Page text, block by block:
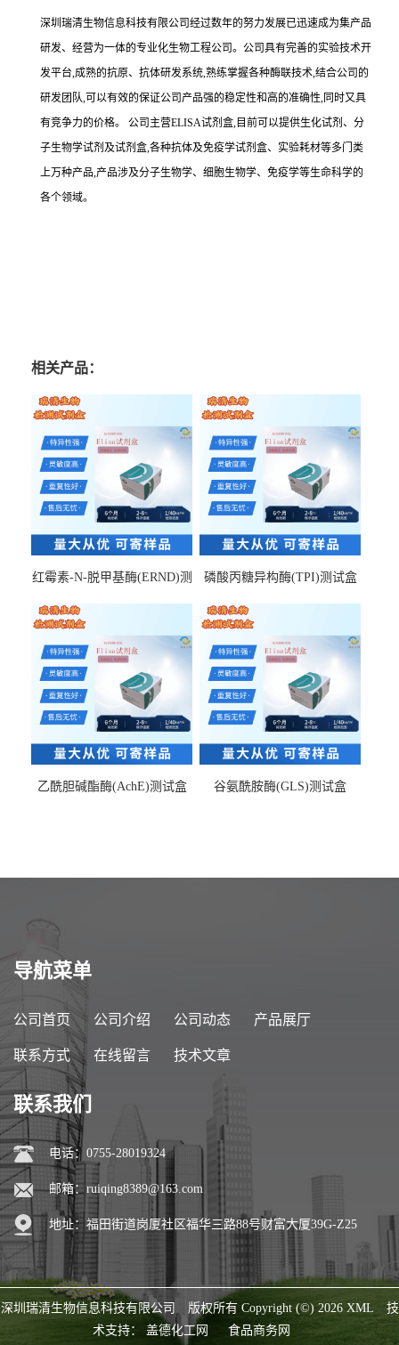
深圳瑞清生物信息科技有限公司经过数年的努力发展已迅速成为集产品
研发、经营为一体的专业化生物工程公司。公司具有完善的实验技术开
发平台,成熟的抗原、抗体研发系统,熟练掌握各种酶联技术,结合公司的
研发团队,可以有效的保证公司产品强的稳定性和高的准确性,同时又具
有竞争力的价格。
公司主营ELISA试剂盒,目前可以提供生化试剂、分
子生物学试剂及试剂盒,各种抗体及免疫学试剂盒、实验耗材等多门类
上万种产品,产品涉及分子生物学、细胞生物学、免疫学等生命科学的
各个领域。
相关产品：
红霉素-N-脱甲基酶(ERND)测
磷酸丙糖异构酶(TPI)测试盒
乙酰胆碱酯酶(AchE)测试盒 谷氨酰胺酶(GLS)测试盒
导航菜单
公司首页 公司介绍 公司动态 产品展厅
联系方式 在线留言 技术文章
联系我们
电话：0755-28019324
邮箱： ruiqing8389@163.com
地址：福田街道岗厦社区福华三路88号财富大厦39G-Z25
深圳瑞清生物信息科技有限公司 版权所有 Copyright (©) 2026 XML
技
术支持： 盖德化工网 食品商务网